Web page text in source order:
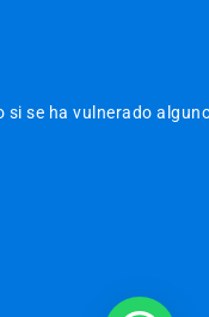
se ha vulnerado